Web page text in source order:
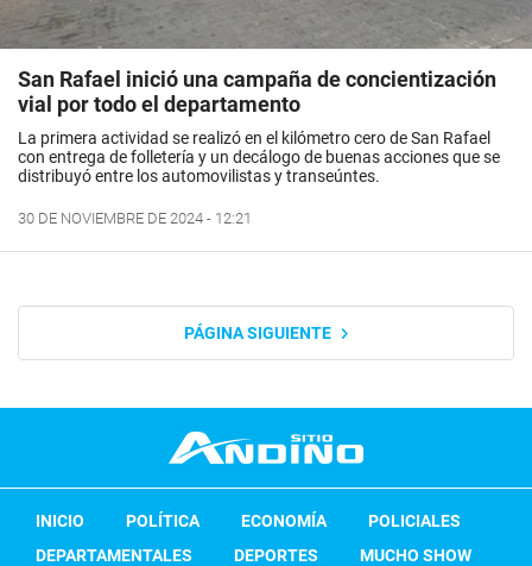
San Rafael inició una campaña de concientización
vial por todo el departamento
La primera actividad se realizó en el kilómetro cero de San Rafael
con entrega de folletería y un decálogo de buenas acciones que se
distribuyó entre los automovilistas y transeúntes.
30 DE NOVIEMBRE DE 2024 - 12:21
PÁGINA SIGUIENTE
INICIO POLÍTICA ECONOMÍA
POLICIALES
DEPARTAMENTALES
DEPORTES
MUCHO SHOW